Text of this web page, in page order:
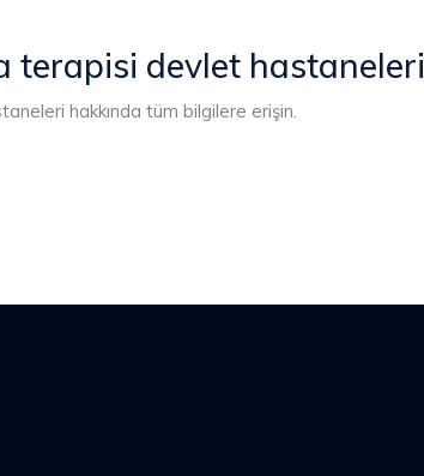
terapisi devlet hastaneleri
hakkında tüm bilgilere erişin.